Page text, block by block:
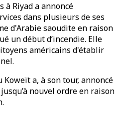
à Riyad a annoncé
dans plusieurs de ses
d'Arabie saoudite en raison
un début d’incendie. Elle
américains d'établir
Koweït a, à son tour, annoncé
nouvel ordre en raison